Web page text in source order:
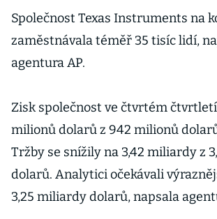
Společnost Texas Instruments na
zaměstnávala téměř 35 tisíc lidí,
agentura AP.
Zisk společnost ve čtvrtém
milionů dolarů z 942 milionů
Tržby se snížily na 3,42 miliardy z
dolarů. Analytici očekávali
3,25 miliardy dolarů, napsala